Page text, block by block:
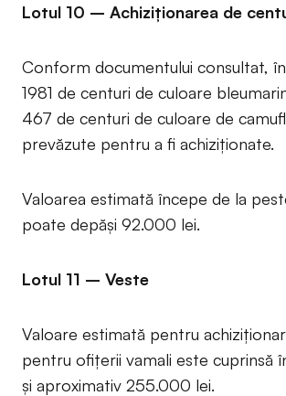
Lotul 10 – Achiziționarea de
Conform documentului consultat,
1981 de centuri de culoare
467 de centuri de culoare de
prevăzute pentru a fi achiziționate.
Valoarea estimată începe de la
poate depăși 92.000 lei.
Lotul 11 – Veste
Valoare estimată pentru
pentru ofițerii vamali este cuprinsă
și aproximativ 255.000 lei.